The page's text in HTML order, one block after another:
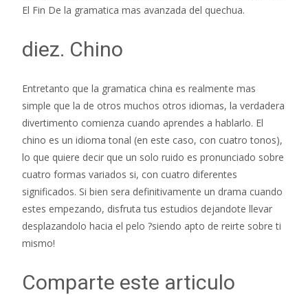
El Fin De la gramatica mas avanzada del quechua.
diez. Chino
Entretanto que la gramatica china es realmente mas
simple que la de otros muchos otros idiomas, la verdadera
divertimento comienza cuando aprendes a hablarlo. El
chino es un idioma tonal (en este caso, con cuatro tonos),
lo que quiere decir que un solo ruido es pronunciado sobre
cuatro formas variados si, con cuatro diferentes
significados. Si bien sera definitivamente un drama cuando
estes empezando, disfruta tus estudios dejandote llevar
desplazandolo hacia el pelo ?siendo apto de reirte sobre ti
mismo!
Comparte este articulo